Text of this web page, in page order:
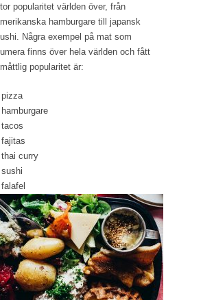
popularitet världen över, från
hamburgare till japansk
Några exempel på mat som
finns över hela världen och fått
popularitet är:
pizza
hamburgare
tacos
fajitas
thai curry
sushi
falafel